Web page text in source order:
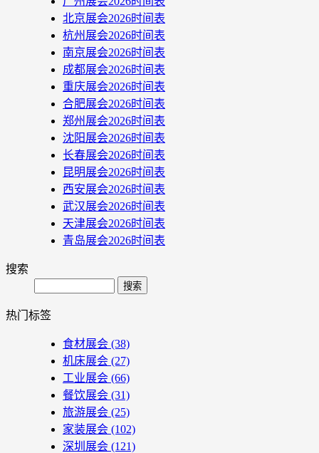
北京展会2026时间表
杭州展会2026时间表
南京展会2026时间表
成都展会2026时间表
重庆展会2026时间表
合肥展会2026时间表
郑州展会2026时间表
沈阳展会2026时间表
长春展会2026时间表
昆明展会2026时间表
西安展会2026时间表
武汉展会2026时间表
天津展会2026时间表
青岛展会2026时间表
搜索
Search
热门标签
食材展会 (38)
机床展会 (27)
工业展会 (66)
餐饮展会 (31)
旅游展会 (25)
家装展会 (102)
深圳展会 (121)